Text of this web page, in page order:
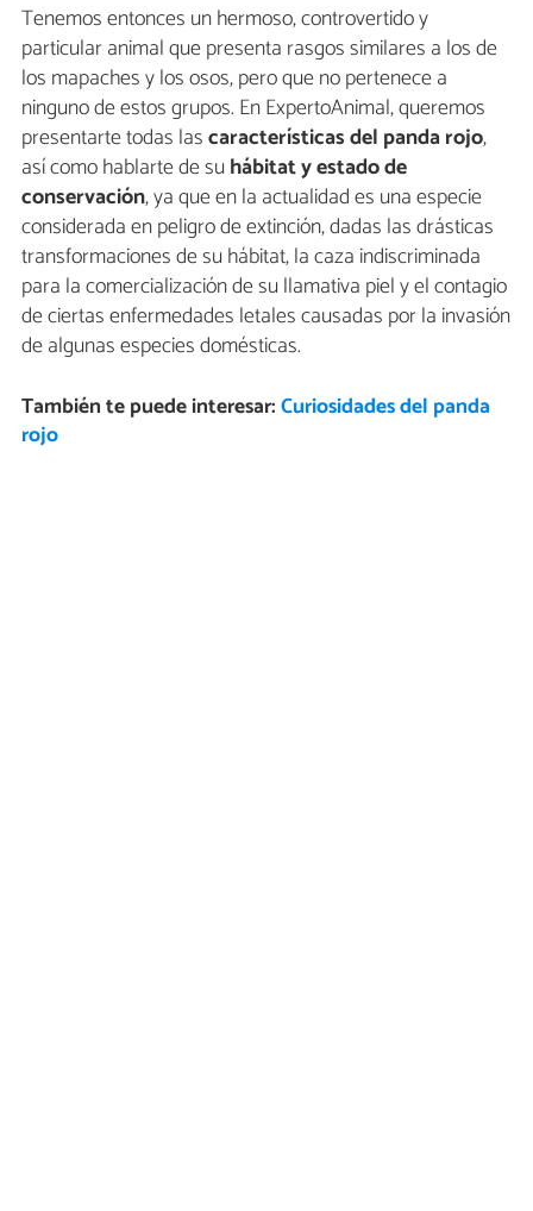
Tenemos entonces un hermoso, controvertido y
particular animal que presenta rasgos similares a los de
los mapaches y los osos, pero que no pertenece a
ninguno de estos grupos. En ExpertoAnimal, queremos
presentarte todas lascaracterísticas del panda rojo,
así como hablarte de suhábitat y estado de
conservación, ya que en la actualidad es una especie
considerada en peligro de extinción, dadas las drásticas
transformaciones de su hábitat, la caza indiscriminada
para la comercialización de su llamativa piel y el contagio
de ciertas enfermedades letales causadas por la invasión
de algunas especies domésticas.
También te puede interesar:Curiosidades del panda
rojo